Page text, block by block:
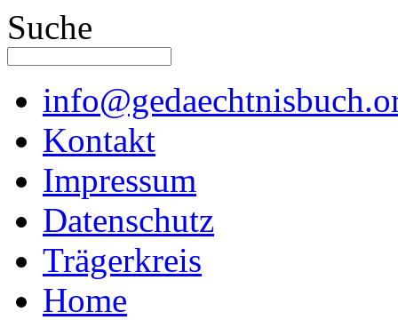
Suche
Kontakt
Impressum
Datenschutz
Trägerkreis
Home